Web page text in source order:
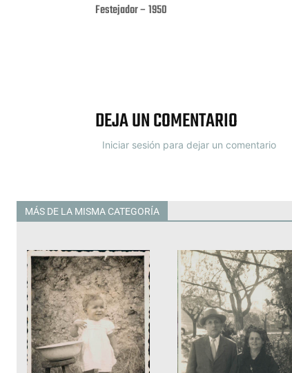
Festejador – 1950
DEJA UN COMENTARIO
Iniciar sesión para dejar un comentario
MÁS DE LA MISMA CATEGORÍA